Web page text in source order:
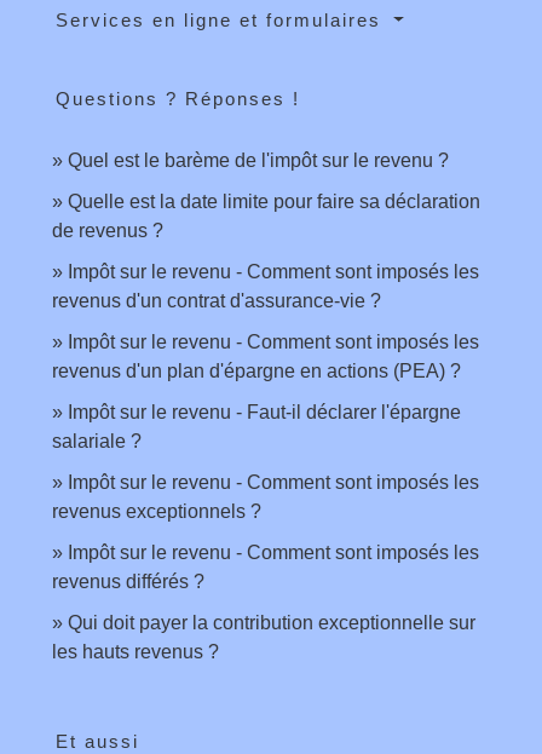
Services en ligne et formulaires
Questions ? Réponses !
Quel est le barème de l'impôt sur le revenu ?
Quelle est la date limite pour faire sa déclaration
de revenus ?
Impôt sur le revenu - Comment sont imposés les
revenus d'un contrat d'assurance-vie ?
Impôt sur le revenu - Comment sont imposés les
revenus d'un plan d'épargne en actions (PEA) ?
Impôt sur le revenu - Faut-il déclarer l'épargne
salariale ?
Impôt sur le revenu - Comment sont imposés les
revenus exceptionnels ?
Impôt sur le revenu - Comment sont imposés les
revenus différés ?
Qui doit payer la contribution exceptionnelle sur
les hauts revenus ?
Et aussi